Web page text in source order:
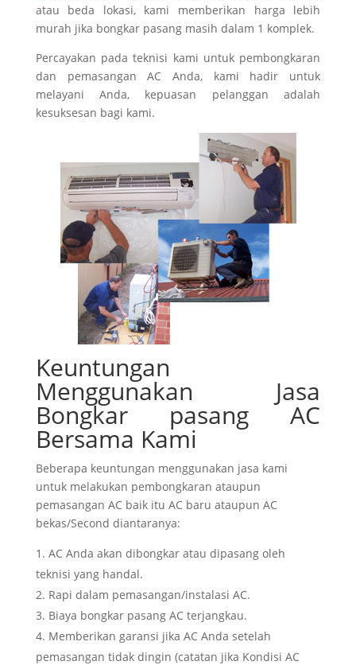
atau beda lokasi, kami memberikan harga lebih
murah jika bongkar pasang masih dalam 1 komplek.
Percayakan pada teknisi kami untuk pembongkaran
dan pemasangan AC Anda, kami hadir untuk
melayani Anda, kepuasan pelanggan adalah
kesuksesan bagi kami.
Keuntungan
Menggunakan Jasa
Bongkar pasang AC
Bersama Kami
Beberapa keuntungan menggunakan jasa kami
untuk melakukan pembongkaran ataupun
pemasangan AC baik itu AC baru ataupun AC
bekas/Second diantaranya:
AC Anda akan dibongkar atau dipasang oleh
teknisi yang handal.
Rapi dalam pemasangan/instalasi AC.
Biaya bongkar pasang AC terjangkau.
Memberikan garansi jika AC Anda setelah
pemasangan tidak dingin (catatan jika Kondisi AC